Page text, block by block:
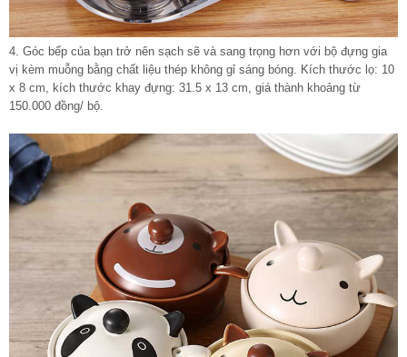
4. Góc bếp của bạn trở nên sạch sẽ và sang trọng hơn với bộ đựng gia
vị kèm muỗng bằng chất liệu thép không gỉ sáng bóng. Kích thước lọ: 10
x 8 cm, kích thước khay đựng: 31.5 x 13 cm, giá thành khoảng từ
150.000 đồng/ bộ.